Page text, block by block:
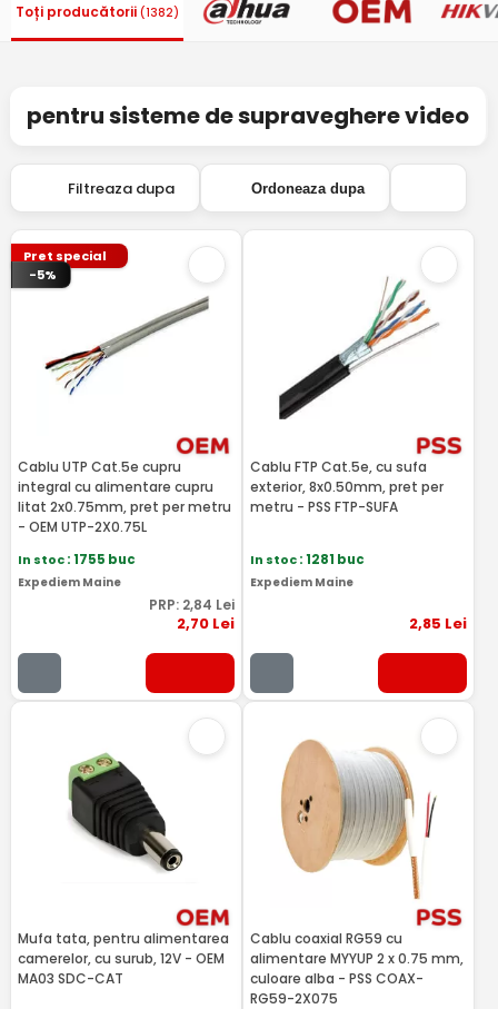
Toți producătorii (1382)
pentru sisteme de supraveghere video
Filtreaza dupa Ordoneaza dupa
Pret special
-5%
Cablu UTP Cat.5e cupru
integral cu alimentare cupru
litat 2x0.75mm, pret per metru
- OEM UTP-2X0.75L
In stoc: 1755 buc
Expediem Maine
PRP: 2,84 Lei
2,70Lei
Cablu FTP Cat.5e, cu sufa
exterior, 8x0.50mm, pret per
metru - PSS FTP-SUFA
In stoc: 1281 buc
Expediem Maine
2,85 Lei
Mufa tata, pentru alimentarea
camerelor, cu surub, 12V - OEM
MA03 SDC-CAT
Cablu coaxial RG59 cu
alimentare MYYUP 2 x 0.75 mm,
culoare alba - PSS COAX-
RG59-2X075